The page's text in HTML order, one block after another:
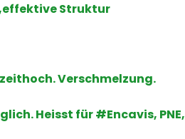
Struktur
Verschmelzung.
Heisst für #Encavis, PNE,